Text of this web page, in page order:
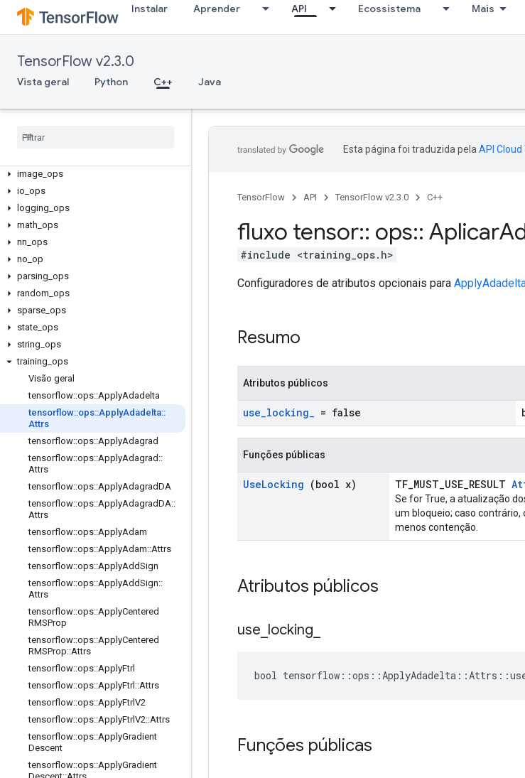
Instalar Aprender API Ecossistema Mais
TensorFlow v2.3.0
Vista geral Python C++ Java
array_ops
core
image ops
io ops
logging ops
math ops
nn ops
no op
parsing ops
random ops
sparse ops
state ops
string ops
training ops
Visão geral
tensorflow::ops::ApplyAdadelta
tensorflow::ops::ApplyAdadelta::
Attrs
tensorflow::ops::ApplyAdagrad
tensorflow::ops::ApplyAdagrad ::
Attrs
tensorflow::ops::ApplyAdagradDA
tensorflow::ops::ApplyAdagradDA::
Attrs
tensorflow::ops::ApplyAdam
tensorflow::ops::ApplyAdam::Attrs
tensorflow::ops::ApplyAddSign
tensorflow::ops::ApplyAddSign::
Attrs
tensorflow::ops::ApplyCentered
RMSProp
tensorflow::ops::ApplyCentered
RMSProp::Attrs
tensorflow::ops::ApplyFtrl
tensorflow::ops::ApplyFtrl ::Attrs
tensorflow::ops::ApplyFtrlV2
tensorflow::ops::ApplyFtrlV2::Attrs
tensorflow::ops::ApplyGradient
Descent
tensorflow::ops::ApplyGradient
Esta página foi traduzida pela API
TensorFlow API TensorFlow v2.3.0 C++
fluxo tensor:: ops:: Aplicar
#include <training_ops.h>
Configuradores de atributos opcionais para
Resumo
Atributos públicos
use_locking_ = false
Funções públicas
UseLocking (bool x) TF_MUST_USE_RESULT
Se for True, a atualização
um bloqueio; caso
menos contenção.
Atributos públicos
use locking
bool
Funções públicas